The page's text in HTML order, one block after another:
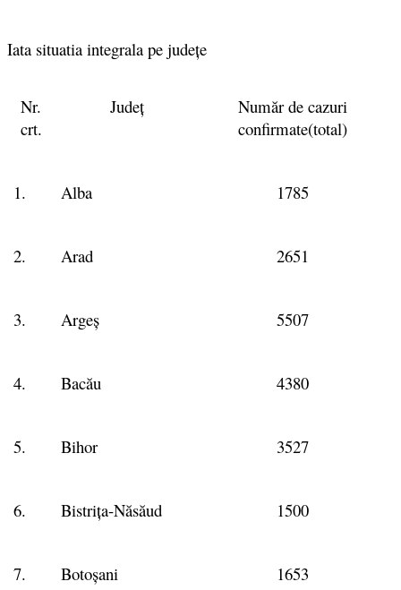
Iata situatia integrala pe județe
Nr.
crt.
Județ
Număr de cazuri
confirmate(total)
1. Alba 1785
2. Arad 2651
3. Argeș 5507
4. Bacău 4380
5. Bihor 3527
6. Bistrița-Năsăud 1500
7. Botoșani 1653